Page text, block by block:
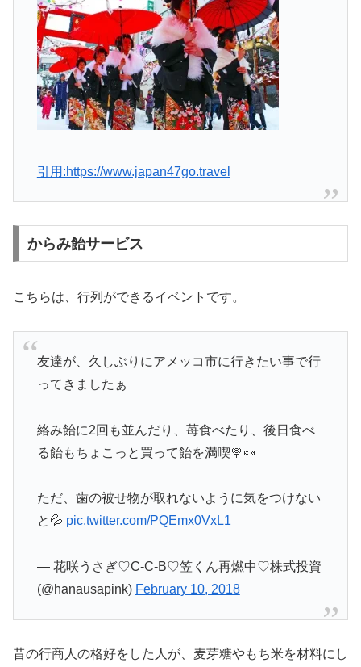
引用:https://www.japan47go.travel
からみ飴サービス
こちらは、行列ができるイベントです。
友達が、久しぶりにアメッコ市に行きたい事で行
ってきましたぁ
絡み飴に2回も並んだり、苺食べたり、後日食べ
る飴もちょこっと買って飴を満喫🍭🍬
ただ、歯の被せ物が取れないように気をつけない
と💦 pic.twitter.com/PQEmx0VxL1
— 花咲うさぎ♡C-C-B♡笠くん再燃中♡株式投資
(@hanausapink) February 10, 2018
昔の行商人の格好をした人が、麦芽糖やもち米を材料にし